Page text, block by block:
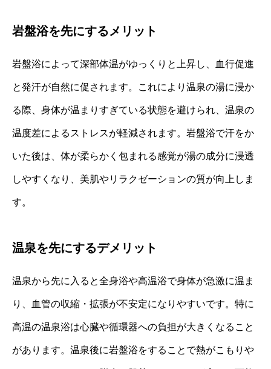
岩盤浴を先にするメリット
岩盤浴によって深部体温がゆっくりと上昇し、血行促進
と発汗が自然に促されます。これにより温泉の湯に浸か
る際、身体が温まりすぎている状態を避けられ、温泉の
温度差によるストレスが軽減されます。岩盤浴で汗をか
いた後は、体が柔らかく包まれる感覚が湯の成分に浸透
しやすくなり、美肌やリラクゼーションの質が向上しま
す。
温泉を先にするデメリット
温泉から先に入ると全身浴や高温浴で身体が急激に温ま
り、血管の収縮・拡張が不安定になりやすいです。特に
高温の温泉浴は心臓や循環器への負担が大きくなること
があります。温泉後に岩盤浴をすることで熱がこもりや